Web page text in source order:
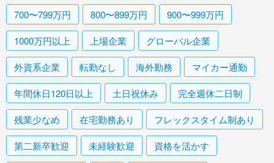
700〜799万円 800〜899万円 900〜999万円
1000万円以上 上場企業 グローバル企業
外資系企業 転勤なし 海外勤務 マイカー通勤
年間休日120日以上 土日祝休み 完全週休二日制
残業少なめ 在宅勤務あり フレックスタイム制あり
第二新卒歓迎 未経験歓迎 資格を活かす